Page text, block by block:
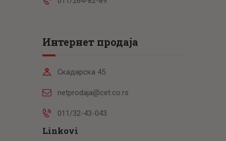
Интернет продаја
Скадарска 45
netprodaja@cet.co.rs
011/32-43-043
Linkovi